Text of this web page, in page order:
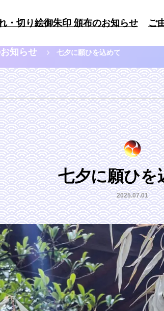
・切り絵御朱印 頒布のお知らせ ご
知らせ 七夕に願ひを込めて
七夕に願ひを
2025.07.01